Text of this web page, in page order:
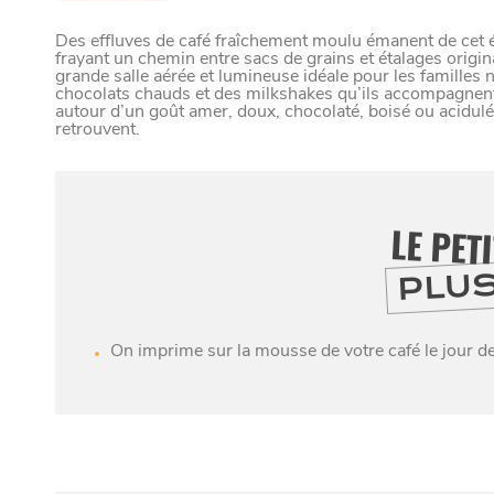
VIVRE DANS
Des effluves de café fraîchement moulu émanent de
frayant un chemin entre sacs de grains et étalages
grande salle aérée et lumineuse idéale pour les familles
chocolats chauds et des milkshakes qu’ils
autour d’un goût amer, doux, chocolaté, boisé ou
retrouvent.
LE
On imprime sur la mousse de votre café le jour
Paramètres de confidentialité